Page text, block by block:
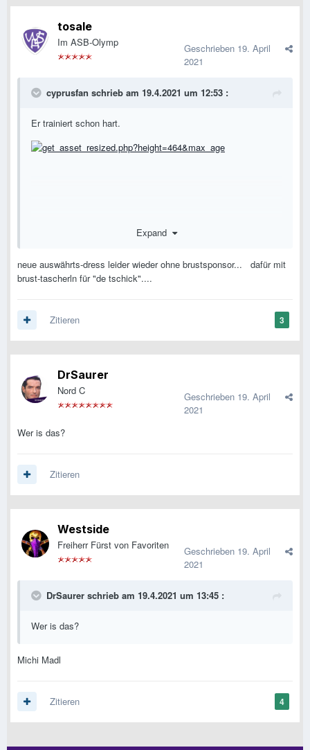
tosale
Im ASB-Olymp Geschrieben 19. April
2021
cyprusfan schrieb am 19.4.2021 um 12:53 :
Er trainiert schon hart.
Expand
neue auswährts-dress leider wieder ohne brustsponsor... dafür mit
brust-tascherln für "de tschick"....
3
Zitieren
DrSaurer
Nord C Geschrieben 19. April
2021
Wer is das?
Zitieren
Westside
Freiherr Fürst von Favoriten Geschrieben 19. April
2021
DrSaurer schrieb am 19.4.2021 um 13:45 :
Wer is das?
Michi Madl
4
Zitieren